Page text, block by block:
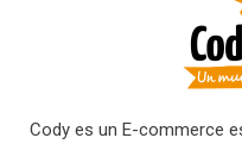
Cody es un E-commerce